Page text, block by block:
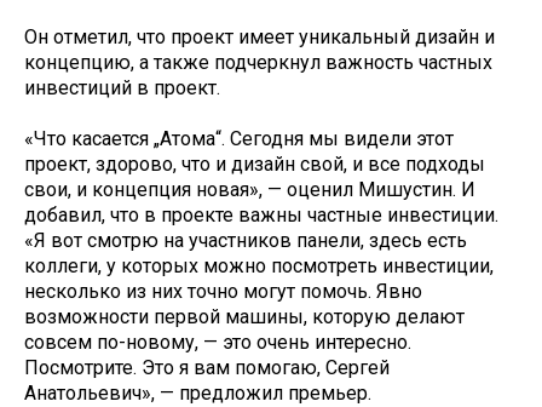
Он отметил, что проект имеет уникальный дизайн и
концепцию, а также подчеркнул важность частных
инвестиций в проект.
«Что касается „Атома“. Сегодня мы видели этот
проект, здорово, что и дизайн свой, и все подходы
свои, и концепция новая», — оценил Мишустин. И
добавил, что в проекте важны частные инвестиции.
«Я вот смотрю на участников панели, здесь есть
коллеги, у которых можно посмотреть инвестиции,
несколько из них точно могут помочь. Явно
возможности первой машины, которую делают
совсем по-новому, — это очень интересно.
Посмотрите. Это я вам помогаю, Сергей
Анатольевич», — предложил премьер.